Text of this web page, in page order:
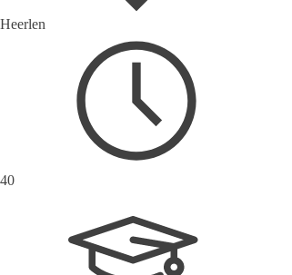
Heerlen
40